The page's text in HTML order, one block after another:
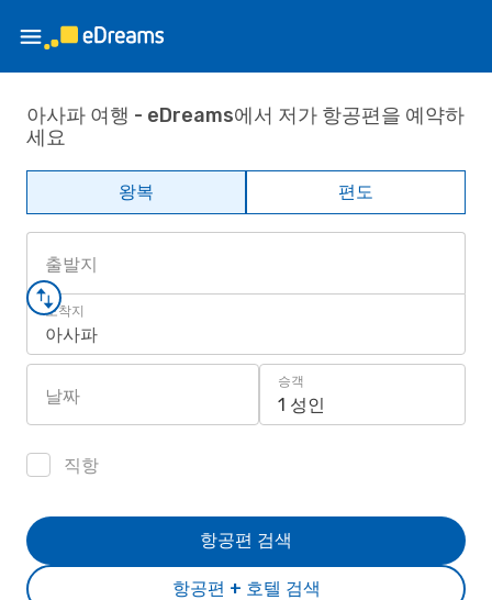
아사파 여행 - eDreams에서 저가 항공편을 예약하
세요
왕복 편도
출발지
도착지
아사파
날짜
승객
1 성인
직항
항공편 + 호텔 검색
항공편 검색